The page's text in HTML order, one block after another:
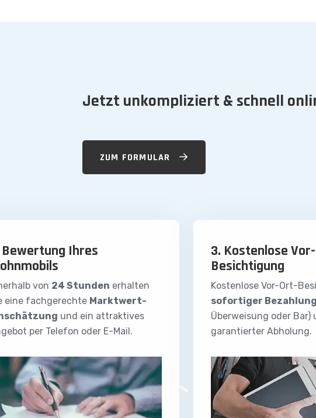
Jetzt unkompliziert & schnell
ZUM FORMULAR
Bewertung Ihres
von 24 Stunden erhalten
eine fachgerechte Marktwert-
und ein attraktives
per Telefon oder E-Mail.
3. Kostenlose
Besichtigung
Kostenlose Vor-Ort-
sofortiger Bezahlung
Überweisung oder Bar)
garantierter Abholung.